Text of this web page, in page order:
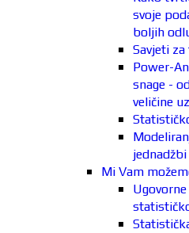
svoje
boljih
Savjeti
Power-
snage -
veličine
Mi Vam